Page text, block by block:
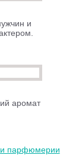
и
аромат
парфюмерии